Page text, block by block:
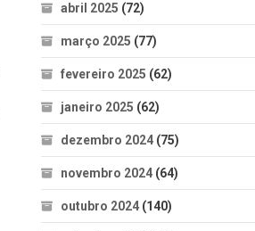
abril 2025 (72)
março 2025 (77)
fevereiro 2025 (62)
janeiro 2025 (62)
dezembro 2024 (75)
novembro 2024 (64)
outubro 2024 (140)